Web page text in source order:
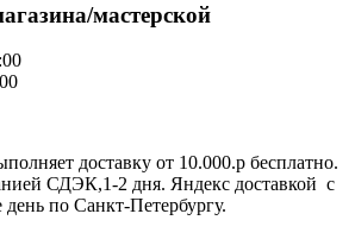
мастерской
доставку от 10.000.р бесплатно.
СДЭК,1-2 дня. Яндекс доставкой с
день по Санкт-Петербургу.